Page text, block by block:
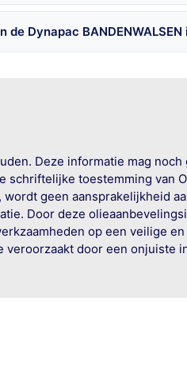
de Dynapac
Deze informatie mag
schriftelijke toestemming van
geen aansprakelijkheid
Door deze
op een veilige
veroorzaakt door een